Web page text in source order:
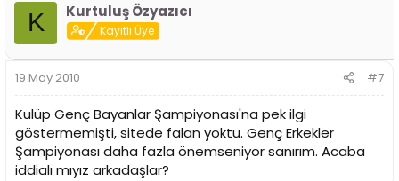
K Kurtuluş Özyazıcı
Kayıtlı Üye
19 May 2010 #7
Kulüp Genç Bayanlar Şampiyonası'na pek ilgi
göstermemişti, sitede falan yoktu. Genç Erkekler
Şampiyonası daha fazla önemseniyor sanırım. Acaba
iddialı mıyız arkadaşlar?